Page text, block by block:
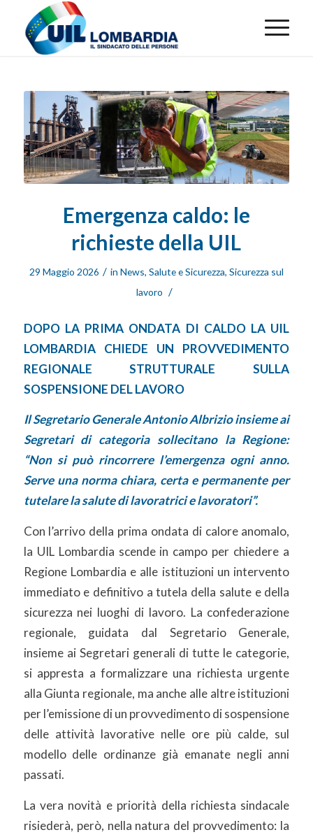
Emergenza caldo: le
richieste della UIL
29 Maggio 2026 / in News, Salute e Sicurezza, Sicurezza sul
lavoro /
DOPO LA PRIMA ONDATA DI CALDO LA UIL
LOMBARDIA CHIEDE UN PROVVEDIMENTO
REGIONALE STRUTTURALE SULLA
SOSPENSIONE DEL LAVORO
Il Segretario Generale Antonio Albrizio insieme ai
Segretari di categoria sollecitano la Regione:
“Non si può rincorrere l’emergenza ogni anno.
Serve una norma chiara, certa e permanente per
tutelare la salute di lavoratrici e lavoratori”.
Con l’arrivo della prima ondata di calore anomalo,
la UIL Lombardia scende in campo per chiedere a
Regione Lombardia e alle istituzioni un intervento
immediato e definitivo a tutela della salute e della
sicurezza nei luoghi di lavoro. La confederazione
regionale, guidata dal Segretario Generale,
insieme ai Segretari generali di tutte le categorie,
si appresta a formalizzare una richiesta urgente
alla Giunta regionale, ma anche alle altre istituzioni
per l’emissione di un provvedimento di sospensione
delle attività lavorative nelle ore più calde, sul
modello delle ordinanze già emanate negli anni
passati.
La vera novità e priorità della richiesta sindacale
risiederà, però, nella natura del provvedimento: la